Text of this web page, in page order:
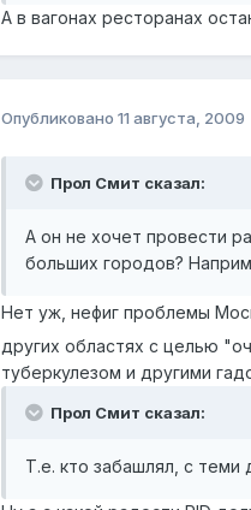
А в вагонах ресторанах
Опубликовано 11 августа, 2009
Прол Смит сказал:
А он не хочет провести
больших городов?
Нет уж, нефиг проблемы
других областях с целью
туберкулезом и другими
Прол Смит сказал:
Т.е. кто забашлял, с теми